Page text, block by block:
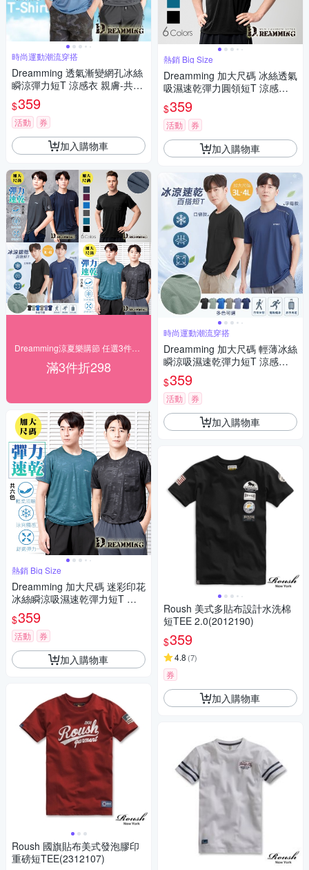
時尚運動潮流穿搭
Dreamming 透氣漸變網孔冰絲
瞬涼彈力短T 涼感衣 親膚-共五
色
$359
活動 券
加入購物車
滿3件折298
熱銷 Big Size
Dreamming 加大尺碼 迷彩印花
冰絲瞬涼吸濕速乾彈力短T 涼
感衣-共二款
$359
活動 券
加入購物車
Roush 國旗貼布美式發泡膠印
重磅短TEE(2312107)
熱銷 Big Size
Dreamming 加大尺碼 冰絲透氣
吸濕速乾彈力圓領短T 涼感衣-
共六色
$359
活動 券
加入購物車
時尚運動潮流穿搭
Dreamming 加大尺碼 輕薄冰絲
瞬涼吸濕速乾彈力短T 涼感衣-
共二款
$359
活動 券
加入購物車
Roush 美式多貼布設計水洗棉
短TEE 2.0(2012190)
$359
4.8 (7)
券
加入購物車